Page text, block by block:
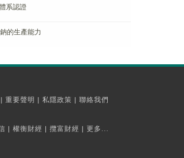
系認證
的生產能力
| 重要聲明 | 私隱政策 | 聯絡我們
| 權衡財經 | 攬富財經 | 更多...